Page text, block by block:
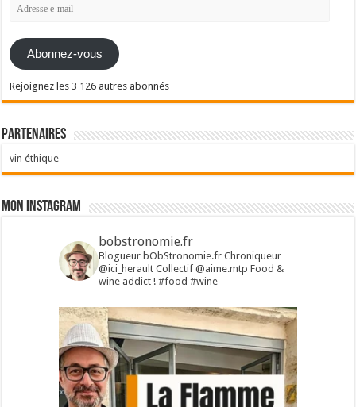
e-
Abonnez-vous
Rejoignez les 3 126 autres abonnés
Partenaires
vin éthique
Mon Instagram
bobstronomie.fr
Blogueur bObStronomie.fr Chroniqueur
@ici_heraultCollectif @aime.mtp Food &
wine addict !#food #wine